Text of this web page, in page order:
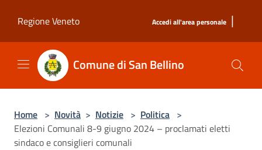
Regione Veneto
Accedi all'area personale |
Comune di San Bellino
Home > Novità > Notizie > Politica >
Elezioni Comunali 8-9 giugno 2024 – proclamati eletti
sindaco e consiglieri comunali